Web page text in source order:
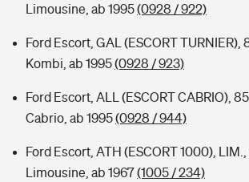
Limousine, ab 1995(0928 / 922)
Ford Escort, GAL (ESCORT TURNIER),
Kombi, ab 1995(0928 / 923)
Ford Escort, ALL (ESCORT CABRIO),
Cabrio, ab 1995(0928 / 944)
Ford Escort, ATH (ESCORT 1000), LIM.,
Limousine, ab 1967(1005 / 234)